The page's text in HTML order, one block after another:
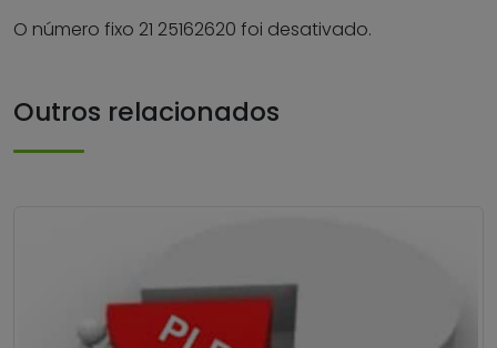
O número fixo 21 25162620 foi desativado.
Outros relacionados